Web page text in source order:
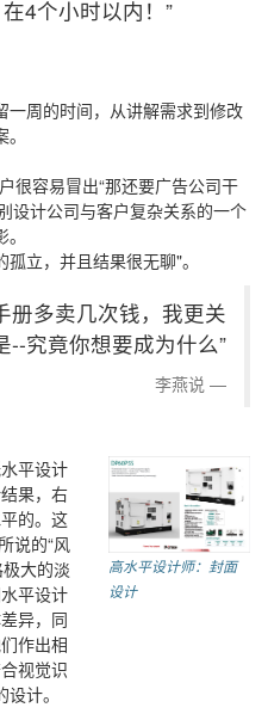
4个小时以内！”
一周的时间，从讲解需求到修改
很容易冒出“那还要广告公司干
设计公司与客户复杂关系的一个
立，并且结果很无聊"。
册多卖几次钱，我更关
--究竟你想要成为什么”
李燕说
平设计
果，右
的。这
说的“风
大的淡
平设计
异，同
作出相
视觉识
计。
高水平设计师：封面
设计